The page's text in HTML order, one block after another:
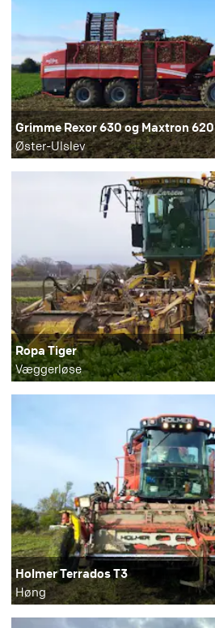
Grimme Rexor 630 og Maxtron 620
Øster-Ulslev
Ropa Tiger
Væggerløse
Holmer Terrados T3
Høng